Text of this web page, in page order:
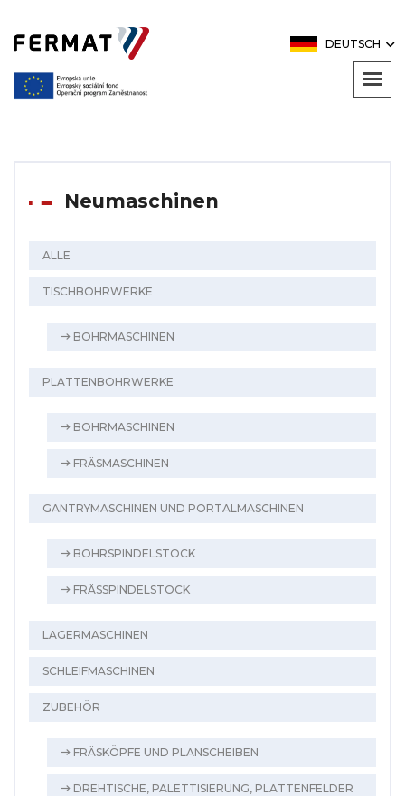
DEUTSCH
Neumaschinen
ALLE
TISCHBOHRWERKE
BOHRMASCHINEN
PLATTENBOHRWERKE
BOHRMASCHINEN
FRÄSMASCHINEN
GANTRYMASCHINEN UND PORTALMASCHINEN
BOHRSPINDELSTOCK
FRÄSSPINDELSTOCK
LAGERMASCHINEN
SCHLEIFMASCHINEN
ZUBEHÖR
FRÄSKÖPFE UND PLANSCHEIBEN
DREHTISCHE, PALETTISIERUNG, PLATTENFELDER